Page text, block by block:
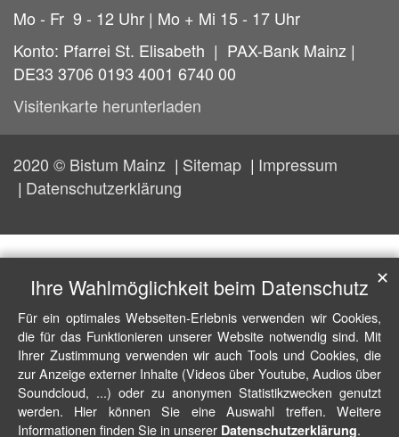
Mo - Fr 9 - 12 Uhr | Mo + Mi 15 - 17 Uhr
Konto: Pfarrei St. Elisabeth | PAX-Bank Mainz |
DE33 3706 0193 4001 6740 00
Visitenkarte herunterladen
2020 © Bistum Mainz Sitemap
Impressum
Datenschutzerklärung
Ihre Wahlmöglichkeit beim Datenschutz
Für ein optimales Webseiten-Erlebnis verwenden wir Cookies,
die für das Funktionieren unserer Website notwendig sind. Mit
Ihrer Zustimmung verwenden wir auch Tools und Cookies, die
zur Anzeige externer Inhalte (Videos über Youtube, Audios über
Soundcloud, ...) oder zu anonymen Statistikzwecken genutzt
werden. Hier können Sie eine Auswahl treffen. Weitere
Informationen finden Sie in unserer Datenschutzerklärung.
✕